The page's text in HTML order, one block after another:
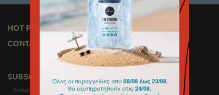
HOT PRODUCTS
CONTACT US
SUBSCRIBE TO OUR NEWSLETTER
SUBSCRIBE